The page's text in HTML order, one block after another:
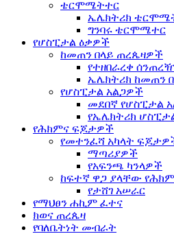
ቴርሞሜትተር
ኤሌክትሪክ
ግንባሩ ቴርሞሜተር
የሆስፒታል ዕቃዎች
ከመጠን በላይ ጠረጴዛዎች
የተዘበራረቀ ሰንጠረዥ
ኤሌክትሪክ ከመጠን
የሆስፒታል አልጋዎች
መደበኛ የሆስፒታል
የኤሌክትሪክ
የሕክምና ፍጆታዎች
የመተንፈሻ አካላት
ማጣሪያዎች
የአፍንጫ ካንላዎች
ከፍተኛ ዋጋ ያላቸው
የታሸገ አሠራር
የማህፀን ሐኪም ፈተና
ክወና ጠረጴዛ
የባለቤትነት መብራት